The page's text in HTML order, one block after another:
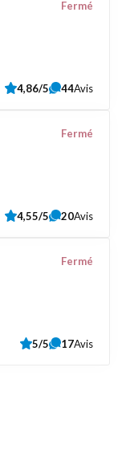
Fermé
4,86/5 44Avis
Fermé
4,55/5 20Avis
Fermé
5/5 17Avis